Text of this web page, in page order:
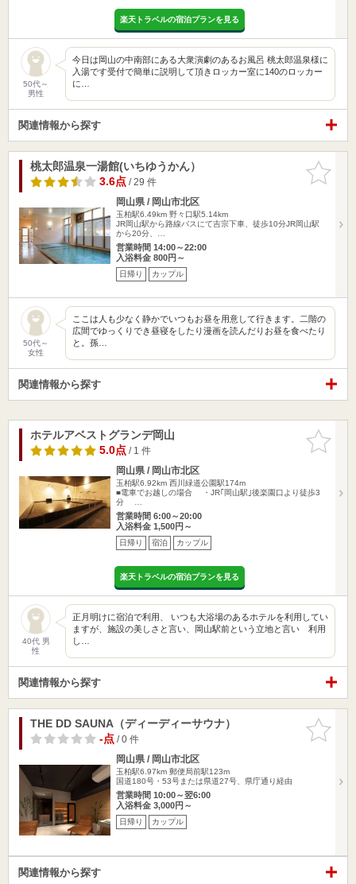
楽天トラベルの宿泊プランを見る
50代～
男性
今日は岡山の中南部にある大衆演劇のあるお風呂 桃太郎温泉様に
入湯です受付で簡単に説明して頂きロッカー室に140のロッカー
に…
関連情報から探す
お気に入
りに追加
桃太郎温泉一湯館(いちゆうかん）
3.6点/ 29 件
岡山県 / 岡山市北区
玉柏駅6.49km 野々口駅5.14km
JR岡山駅から路線バスにて吉宗下車、徒歩10分JR岡山駅
から20分、…
営業時間 14:00～22:00
入浴料金 800円～
日帰り カップル
50代～
女性
ここは人も少なく静かでいつもお昼を用意して行きます。二階の
広間でゆっくりでき昼寝をしたり漫画を読んだりお昼を食べたり
と。孫…
関連情報から探す
お気に入
りに追加
ホテルアベストグランデ岡山
5.0点/ 1 件
岡山県 / 岡山市北区
玉柏駅6.92km 西川緑道公園駅174m
■電車でお越しの場合 ・JR｢岡山駅｣後楽園口より徒歩3
分 …
営業時間 6:00～20:00
入浴料金 1,500円～
日帰り 宿泊 カップル
楽天トラベルの宿泊プランを見る
40代 男
性
正月明けに宿泊で利用、 いつも大浴場のあるホテルを利用してい
ますが、施設の美しさと言い、岡山駅前という立地と言い 利用
し…
関連情報から探す
お気に入
りに追加
THE DD SAUNA（ディーディーサウナ）
-点/ 0 件
岡山県 / 岡山市北区
玉柏駅6.97km 郵便局前駅123m
国道180号・53号または県道27号、県庁通り経由
営業時間 10:00～翌6:00
入浴料金 3,000円～
日帰り カップル
関連情報から探す